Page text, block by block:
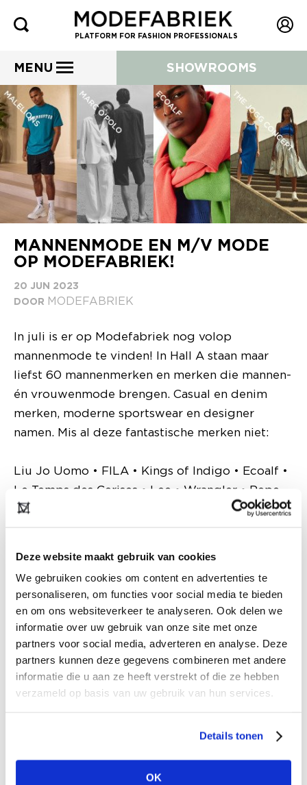
Deze website maakt gebruik van cookies
We gebruiken cookies om content en advertenties te
personaliseren, om functies voor social media te bieden
en om ons websiteverkeer te analyseren. Ook delen we
informatie over uw gebruik van onze site met onze
partners voor social media, adverteren en analyse. Deze
partners kunnen deze gegevens combineren met andere
informatie die u aan ze heeft verstrekt of die ze hebben
verzameld op basis van uw gebruik van hun services.
Details tonen
OK
PLATFORM FOR FASHION PROFESSIONALS
MENU SHOWROOMS
MANNENMODE EN M/V MODE
OP MODEFABRIEK!
20 JUN 2023
DOOR MODEFABRIEK
In juli is er op Modefabriek nog volop
mannenmode te vinden! In Hall A staan maar
liefst 60 mannenmerken en merken die mannen-
én vrouwenmode brengen. Casual en denim
merken, moderne sportswear en designer
namen. Mis al deze fantastische merken niet:
Liu Jo Uomo • FILA • Kings of Indigo • Ecoalf •
Le Temps des Cerises • Lee • Wrangler • Pepe
Jeans • Markup • Dockers • Sergio Tacchini •
Colourful Rebel • Mexx • Mustang • Ninetyfour
• Off The Pitch • Esprit • Malelions • Quotrell
• A.kjaerbede • Ambitious • Brador • Derbe •
distorted people • El Naturalista • Elemente-
Clemente • Ellastiek • Entimon • Freaky Nation •
Grimey • House of Ord - Cape Town •
Innbamboo the Original • Intonatu • JEF • John
Hatter & Co. • Jilani • King Kerosin • Linen Tales
Richesse • Soxs.co • Sprayground • Stapf •
Stetson • True Religion • Born Living Yoga •
Sunski • Jaywalk • 8beaufort ..and more to